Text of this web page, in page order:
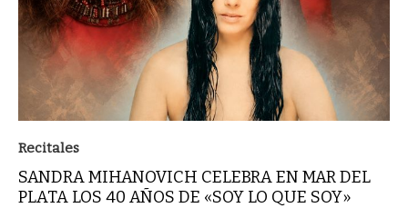
Recitales
SANDRA MIHANOVICH CELEBRA EN MAR DEL
PLATA LOS 40 AÑOS DE «SOY LO QUE SOY»